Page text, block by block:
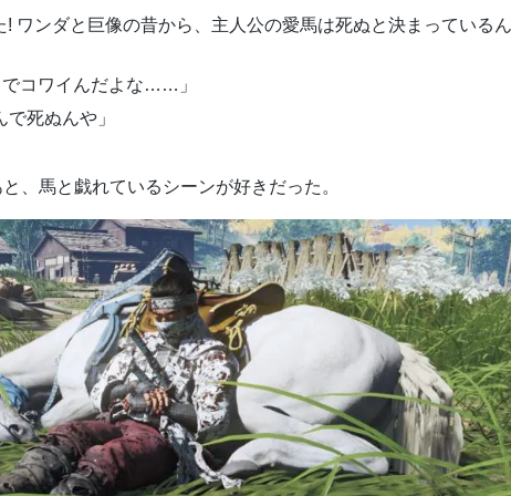
ワンダと巨像の昔から、主人公の愛馬は死ぬと決まっている
コワイんだよな……」
死ぬんや」
、馬と戯れているシーンが好きだった。